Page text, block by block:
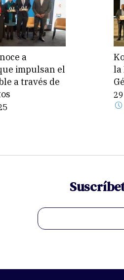
a
impulsan el
a través de
la